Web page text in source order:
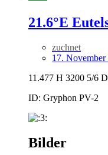
21.6°E
zuchnet
17.
11.477 H 3200 5/6
ID: Gryphon PV-2
Bilder